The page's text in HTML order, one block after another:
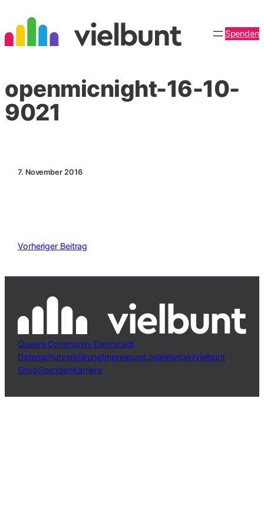
Inhalt
springen
Spenden
openmicnight-16-10-
9021
7. November 2016
Vorheriger Beitrag
Queere Community Darmstadt
DatenschutzerklärungImpressumLoginKontaktvielbunt
ShopSpendenKarriere